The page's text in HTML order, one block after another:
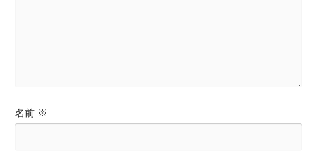
名前 ※